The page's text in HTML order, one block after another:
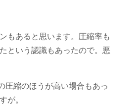
もあると思います。圧縮率も
という認識もあったので。悪
圧縮のほうが高い場合もあっ
が。